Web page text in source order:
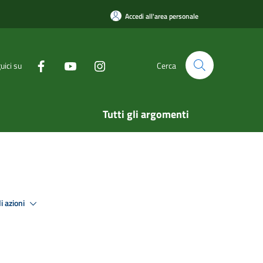
Accedi all'area personale
su Cerca
Tutti gli argomenti
azioni